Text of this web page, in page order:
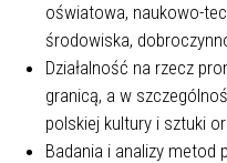
oświatowa, naukowo-
środowiska,
Działalność na rzecz
granicą, a w
polskiej kultury i sztuki
Badania i analizy metod